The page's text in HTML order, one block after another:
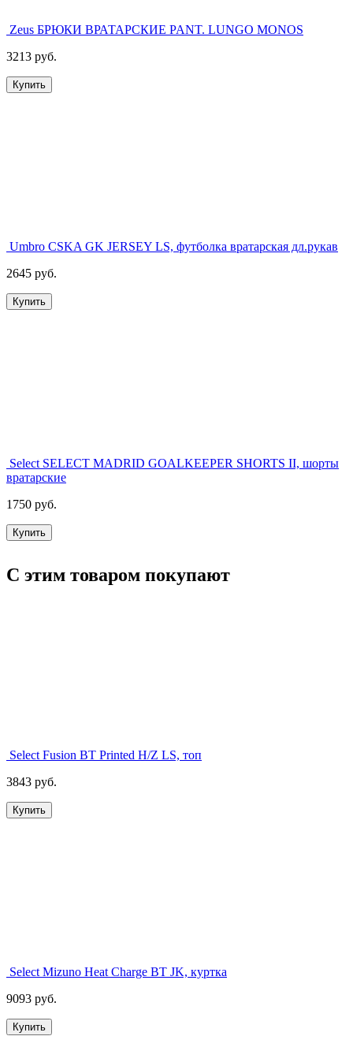
Zeus БРЮКИ ВРАТАРСКИЕ PANT. LUNGO MONOS
3213 руб.
Купить
Umbro CSKA GK JERSEY LS, футболка вратарская дл.рукав
2645 руб.
Купить
Select SELECT MADRID GOALKEEPER SHORTS II, шорты
вратарские
1750 руб.
Купить
С этим товаром покупают
Select Fusion BT Printed H/Z LS, топ
3843 руб.
Купить
Select Mizuno Heat Charge BT JK, куртка
9093 руб.
Купить